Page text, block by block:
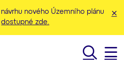
nového Územního plánu
dostupné zde.